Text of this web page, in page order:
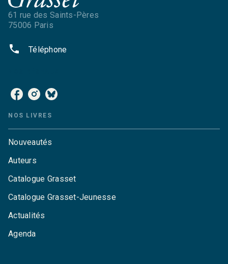
61 rue des Saints-Pères
75006 Paris
phone Téléphone
NOS LIVRES
Nouveautés
Auteurs
Catalogue Grasset
Catalogue Grasset-Jeunesse
Actualités
Agenda